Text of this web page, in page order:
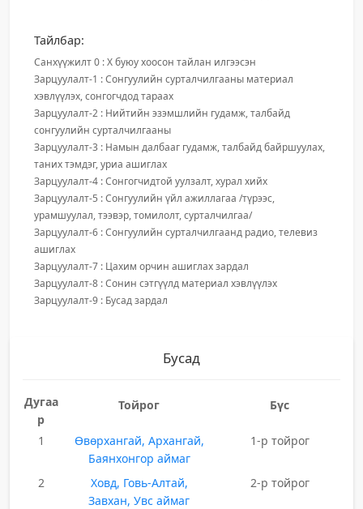
Тайлбар:
Санхүүжилт 0 : X буюу хоосон тайлан илгээсэн
Зарцуулалт-1 : Сонгуулийн сурталчилгааны материал
хэвлүүлэх, сонгогчдод тараах
Зарцуулалт-2 : Нийтийн эзэмшлийн гудамж, талбайд
сонгуулийн сурталчилгааны
Зарцуулалт-3 : Намын далбааг гудамж, талбайд байршуулах,
таних тэмдэг, уриа ашиглах
Зарцуулалт-4 : Сонгогчидтой уулзалт, хурал хийх
Зарцуулалт-5 : Сонгуулийн үйл ажиллагаа /түрээс,
урамшуулал, тээвэр, томилолт, сурталчилгаа/
Зарцуулалт-6 : Сонгуулийн сурталчилгаанд радио, телевиз
ашиглах
Зарцуулалт-7 : Цахим орчин ашиглах зардал
Зарцуулалт-8 : Сонин сэтгүүлд материал хэвлүүлэх
Зарцуулалт-9 : Бусад зардал
Бусад
Дугаа
р
Тойрог Бүс
1
Өвөрхангай, Архангай,
Баянхонгор аймаг
1-р тойрог
2
Ховд, Говь-Алтай,
Завхан, Увс аймаг
2-р тойрог